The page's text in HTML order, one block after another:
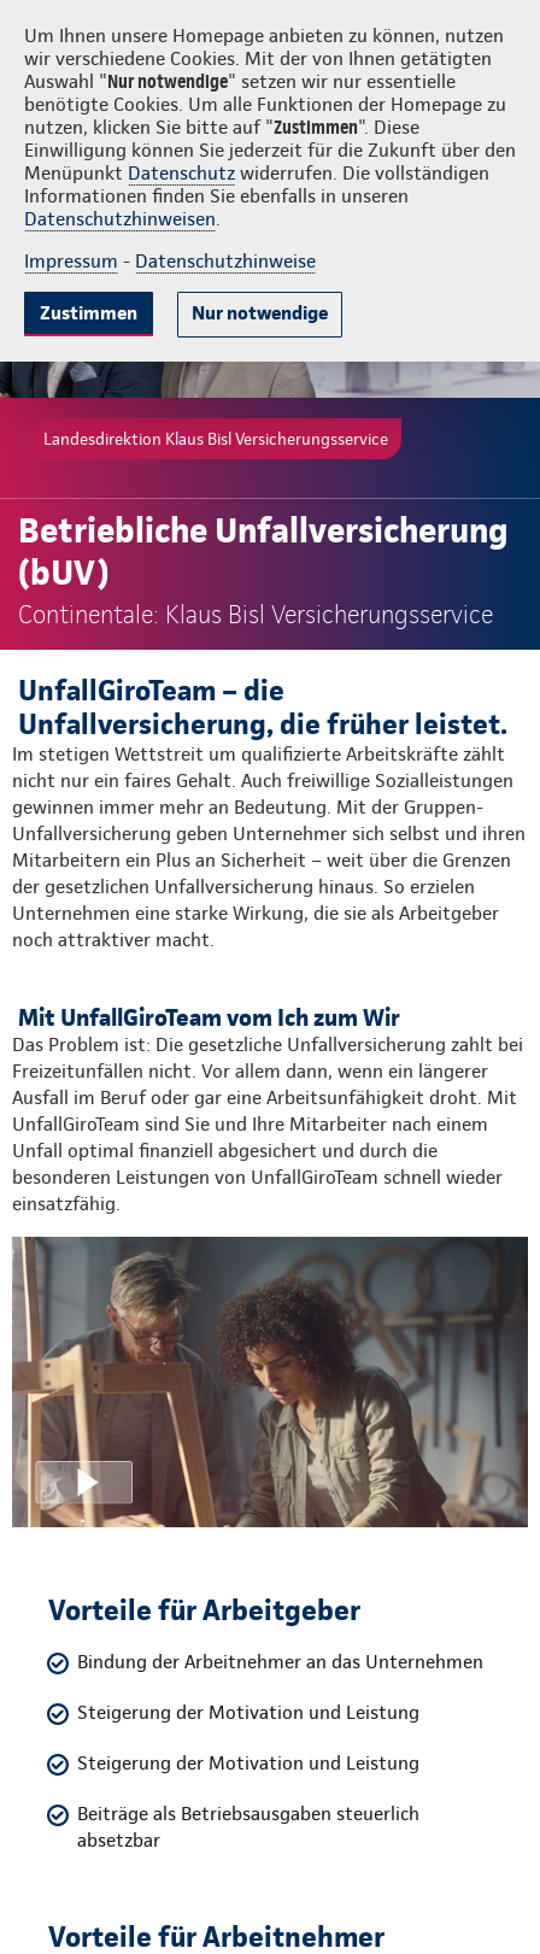
Um Ihnen unsere Homepage anbieten zu können, nutzen
wir verschiedene Cookies. Mit der von Ihnen getätigten
Auswahl "Nur notwendige" setzen wir nur essentielle
benötigte Cookies. Um alle Funktionen der Homepage zu
nutzen, klicken Sie bitte auf "Zustimmen". Diese
Einwilligung können Sie jederzeit für die Zukunft über den
Menüpunkt Datenschutz widerrufen. Die vollständigen
Informationen finden Sie ebenfalls in unseren
Datenschutzhinweisen.
Impressum - Datenschutzhinweise
Zustimmen Nur notwendige
Klaus Bisl Versicherungsservice Login
Gute Gründe Tarife & Leistungen Wissenswertes Beratung &
Landesdirektion Klaus Bisl Versicherungsservice
Betriebliche Unfallversicherung
(bUV)
Continentale: Klaus Bisl Versicherungsservice
UnfallGiroTeam – die
Unfallversicherung, die früher leistet.
Im stetigen Wettstreit um qualifizierte Arbeitskräfte zählt
nicht nur ein faires Gehalt. Auch freiwillige Sozialleistungen
gewinnen immer mehr an Bedeutung. Mit der Gruppen-
Unfallversicherung geben Unternehmer sich selbst und ihren
Mitarbeitern ein Plus an Sicherheit – weit über die Grenzen
der gesetzlichen Unfallversicherung hinaus. So erzielen
Unternehmen eine starke Wirkung, die sie als Arbeitgeber
noch attraktiver macht.
Mit UnfallGiroTeam vom Ich zum Wir
Das Problem ist: Die gesetzliche Unfallversicherung zahlt bei
Freizeitunfällen nicht. Vor allem dann, wenn ein längerer
Ausfall im Beruf oder gar eine Arbeitsunfähigkeit droht. Mit
UnfallGiroTeam sind Sie und Ihre Mitarbeiter nach einem
Unfall optimal finanziell abgesichert und durch die
besonderen Leistungen von UnfallGiroTeam schnell wieder
einsatzfähig.
Vorteile für Arbeitgeber
Bindung der Arbeitnehmer an das Unternehmen
Steigerung der Motivation und Leistung
Steigerung der Motivation und Leistung
Beiträge als Betriebsausgaben steuerlich
absetzbar
Vorteile für Arbeitnehmer